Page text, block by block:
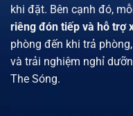
khi đặt. Bên cạnh đó,
riêng đón tiếp và hỗ trợ
phòng đến khi trả
và trải nghiệm nghỉ
The Sóng.